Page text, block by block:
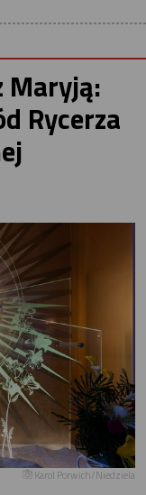
Maryją:
Rycerza
Karol Porwich/Niedziela